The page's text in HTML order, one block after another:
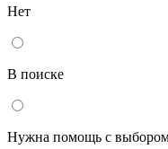
Нет
В поиске
Нужна помощь с